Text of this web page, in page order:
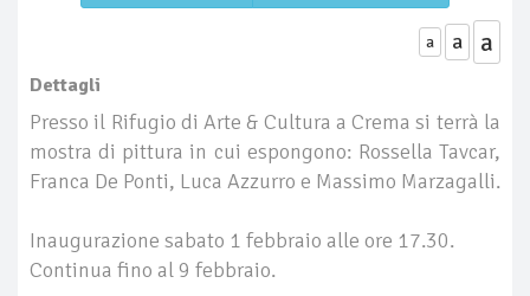
a a a
Dettagli
Presso il Rifugio di Arte & Cultura a Crema si terrà la
mostra di pittura in cui espongono: Rossella Tavcar,
Franca De Ponti, Luca Azzurro e Massimo Marzagalli.
Inaugurazione sabato 1 febbraio alle ore 17.30.
Continua fino al 9 febbraio.